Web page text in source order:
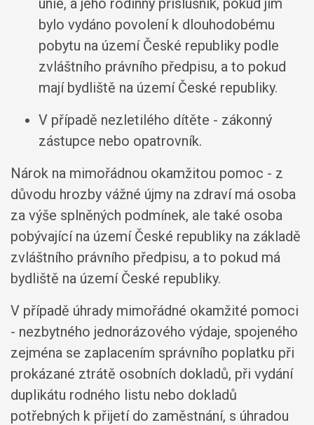
bylo vydáno povolení k dlouhodobému
pobytu na území České republiky podle
zvláštního právního předpisu, a to pokud
mají bydliště na území České republiky.
V případě nezletilého dítěte - zákonný
zástupce nebo opatrovník.
Nárok na mimořádnou okamžitou pomoc - z
důvodu hrozby vážné újmy na zdraví má osoba
za výše splněných podmínek, ale také osoba
pobývající na území České republiky na základě
zvláštního právního předpisu, a to pokud má
bydliště na území České republiky.
V případě úhrady mimořádné okamžité pomoci
- nezbytného jednorázového výdaje, spojeného
zejména se zaplacením správního poplatku při
prokázané ztrátě osobních dokladů, při vydání
duplikátu rodného listu nebo dokladů
potřebných k přijetí do zaměstnání, s úhradou